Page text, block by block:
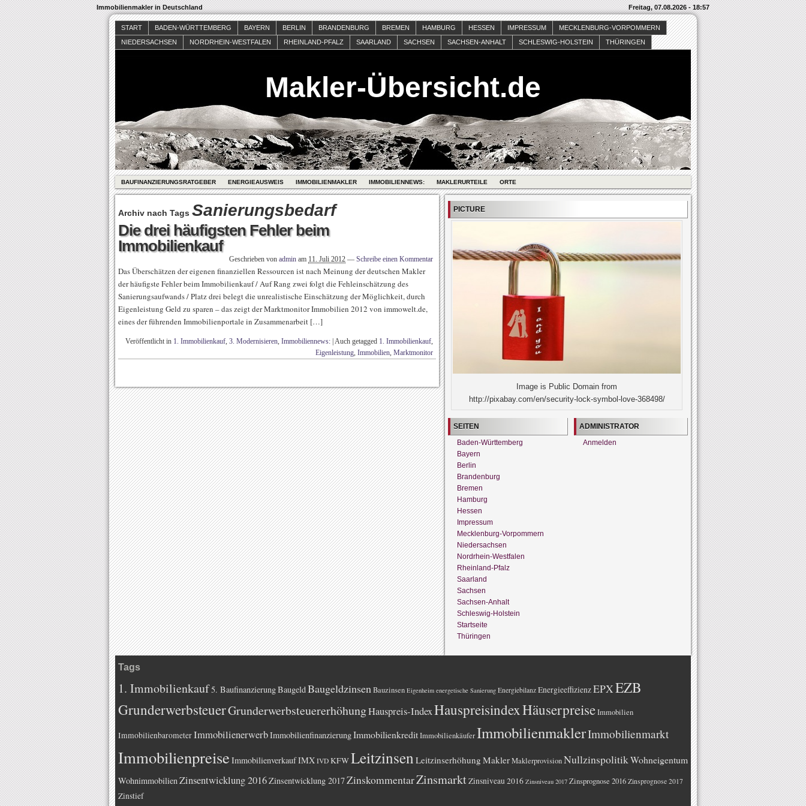
Immobilienmakler in Deutschland Freitag, 07.08.2026 - 18:57
START BADEN-WÜRTTEMBERG BAYERN BERLIN BRANDENBURG BREMEN HAMBURG HESSEN IMPRESSUM
MECKLENBURG-VORPOMMERN
NIEDERSACHSEN
NORDRHEIN-WESTFALEN RHEINLAND-PFALZ SAARLAND SACHSEN SACHSEN-ANHALT SCHLESWIG-HOLSTEIN THÜRINGEN
Makler-Übersicht.de
BAUFINANZIERUNGSRATGEBER ENERGIEAUSWEIS IMMOBILIENMAKLER IMMOBILIENNEWS: MAKLERURTEILE ORTE
Archiv nach Tags Sanierungsbedarf
Die drei häufigsten Fehler beim
Immobilienkauf
Geschrieben von admin am 11. Juli 2012 — Schreibe einen Kommentar
Das Überschätzen der eigenen finanziellen Ressourcen ist nach Meinung der deutschen Makler
der häufigste Fehler beim Immobilienkauf / Auf Rang zwei folgt die Fehleinschätzung des
Sanierungsaufwands / Platz drei belegt die unrealistische Einschätzung der Möglichkeit, durch
Eigenleistung Geld zu sparen – das zeigt der Marktmonitor Immobilien 2012 von immowelt.de,
eines der führenden Immobilienportale in Zusammenarbeit […]
Veröffentlicht in 1. Immobilienkauf, 3. Modernisieren, Immobiliennews: Auch getagged 1. Immobilienkauf,
Eigenleistung, Immobilien, Marktmonitor
PICTURE
Image is Public Domain from
http://pixabay.com/en/security-lock-symbol-love-368498/
SEITEN
Baden-Württemberg
Bayern
Berlin
Brandenburg
Bremen
Hamburg
Hessen
Impressum
Mecklenburg-Vorpommern
Niedersachsen
Nordrhein-Westfalen
Rheinland-Pfalz
Saarland
Sachsen
Sachsen-Anhalt
Schleswig-Holstein
Startseite
Thüringen
ADMINISTRATOR
Anmelden
Tags
1. Immobilienkauf5. BaufinanzierungBaugeldBaugeldzinsen Bauzinsen Eigenheim energetische Sanierung Energiebilanz EnergieeffizienzEPXEZB
GrunderwerbsteuerGrunderwerbsteuererhöhungHauspreis-IndexHauspreisindexHäuserpreiseImmobilien
ImmobilienbarometerImmobilienerwerbImmobilienfinanzierungImmobilienkreditImmobilienkäuferImmobilienmaklerImmobilienmarkt
Immobilienpreise ImmobilienverkaufIMX IVD KFWLeitzinsen Leitzinserhöhung MaklerMaklerprovisionNullzinspolitikWohneigentum
Wohnimmobilien Zinsentwicklung 2016Zinsentwicklung 2017ZinskommentarZinsmarktZinsniveau 2016 Zinsniveau 2017 Zinsprognose 2016 Zinsprognose 2017
Zinstief